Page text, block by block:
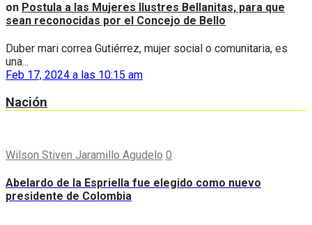
on Postula a las Mujeres Ilustres Bellanitas, para que
sean reconocidas por el Concejo de Bello
Duber mari correa Gutiérrez, mujer social o comunitaria, es
una...
Feb 17, 2024 a las 10:15 am
Nación
Wilson Stiven Jaramillo Agudelo 0
Abelardo de la Espriella fue elegido como nuevo
presidente de Colombia